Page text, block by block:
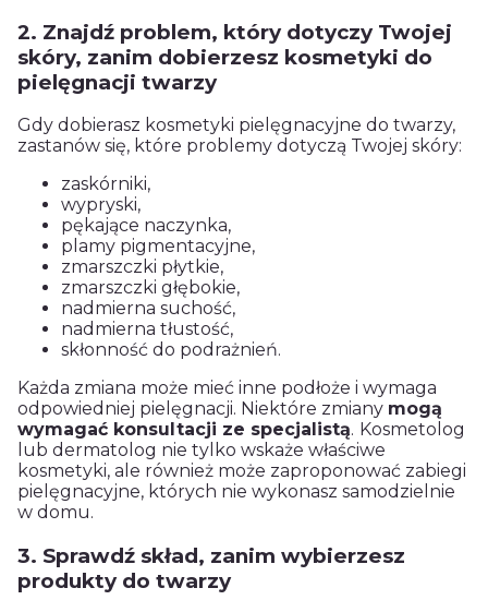
2. Znajdź problem, który dotyczy Twojej
skóry, zanim dobierzesz kosmetyki do
pielęgnacji twarzy
Gdy dobierasz kosmetyki pielęgnacyjne do twarzy,
zastanów się, które problemy dotyczą Twojej skóry:
zaskórniki,
wypryski,
pękające naczynka,
plamy pigmentacyjne,
zmarszczki płytkie,
zmarszczki głębokie,
nadmierna suchość,
nadmierna tłustość,
skłonność do podrażnień.
Każda zmiana może mieć inne podłoże i wymaga
odpowiedniej pielęgnacji. Niektóre zmiany mogą
wymagać konsultacji ze specjalistą. Kosmetolog
lub dermatolog nie tylko wskaże właściwe
kosmetyki, ale również może zaproponować zabiegi
pielęgnacyjne, których nie wykonasz samodzielnie
w domu.
3. Sprawdź skład, zanim wybierzesz
produkty do twarzy